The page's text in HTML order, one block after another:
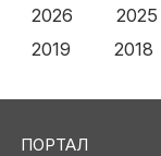
2026 2025
2019
2018
ПОРТАЛ